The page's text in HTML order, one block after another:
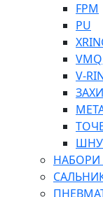
ШЛАНГИ,
ШПРИЦИ
ТОСОЛ,
ОЛИВА-
FPM
PU
VMQ
V-
НАБОРИ